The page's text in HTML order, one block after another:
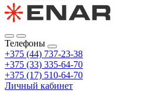
Телефоны
+375 (44) 737-23-38
+375 (33) 335-64-70
+375 (17) 510-64-70
Личный кабинет